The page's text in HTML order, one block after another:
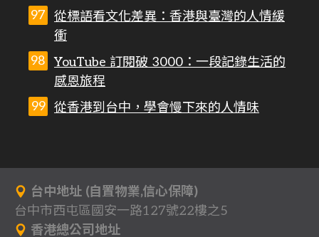
從標語看文化差異：香港與臺灣的人情緩
衝
YouTube 訂閱破 3000：一段記錄生活的
感恩旅程
從香港到台中，學會慢下來的人情味
台中地址 (自置物業,信心保障)
台中市西屯區國安一路127號22樓之5
香港總公司地址